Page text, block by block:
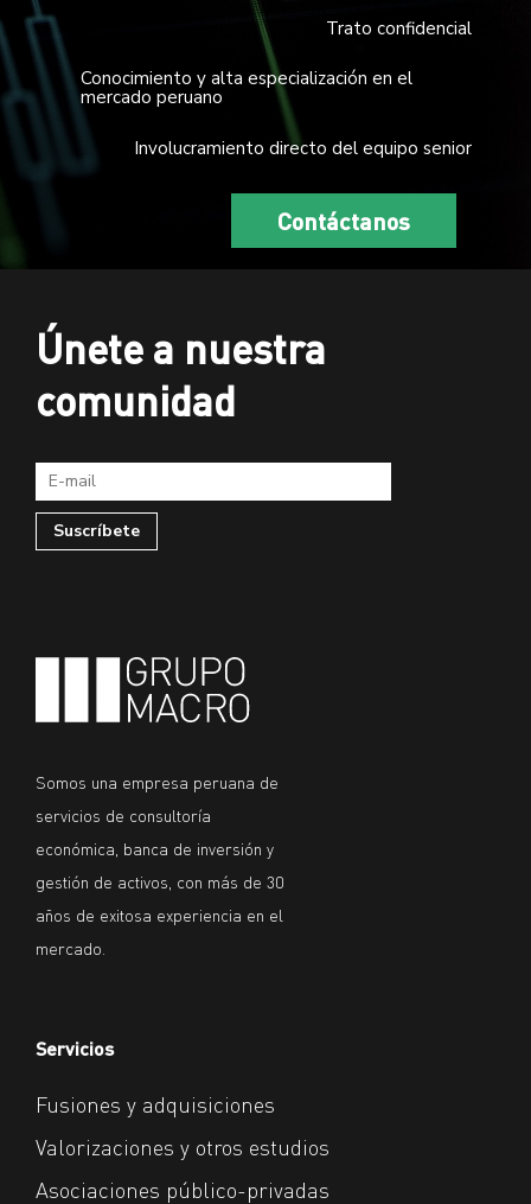
Trato confidencial
Conocimiento y alta especialización en el
mercado peruano
Involucramiento directo del equipo senior
Contáctanos
Únete a nuestra
comunidad
Somos una empresa peruana de
servicios de consultoría
económica, banca de inversión y
gestión de activos, con más de 30
años de exitosa experiencia en el
mercado.
Servicios
Fusiones y adquisiciones
Valorizaciones y otros estudios
Asociaciones público-privadas